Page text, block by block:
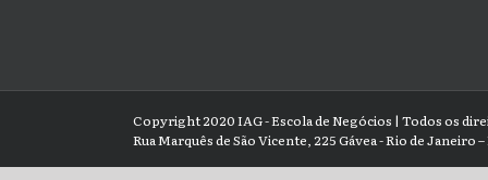
Copyright 2020 IAG - Escola de Negócios | Todos os
Rua Marquês de São Vicente, 225 Gávea - Rio de Janeiro